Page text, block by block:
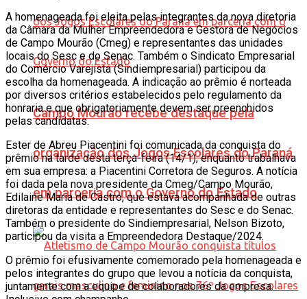
Campo Mourão recebe destaque pela
organização dos Jogos Escolares do Paraná
em parceria com o Governo do Estado
A homenageada foi eleita pelas integrantes da nova diretoria
da Câmara da Mulher Empreendedora e Gestora de Negócios
de Campo Mourão (Cmeg) e representantes das unidades
locais do Sesc e do Senac. Também o Sindicato Empresarial
do Comércio Varejista (Sindiempresarial) participou da
escolha da homenageada. A indicação ao prêmio é norteada
por diversos critérios estabelecidos pelo regulamento da
honraria e que obrigatoriamente devem ser preenchidos
pelas candidatas.
Ester de Abreu Piacentini foi comunicada da conquista do
prêmio na tarde desta terça-feira (14/1), enquanto trabalhava
em sua empresa: a Piacentini Corretora de Seguros. A notícia
foi dada pela nova presidente da Cmeg/Campo Mourão,
Edilaine Maria de Castro, que estava acompanhada de outras
diretoras da entidade e representantes do Sesc e do Senac.
Também o presidente do Sindiempresarial, Nelson Bizoto,
participou da visita a Empreendedora Destaque/2024.
O prêmio foi efusivamente comemorado pela homenageada e
pelos integrantes do grupo que levou a notícia da conquista,
juntamente com a equipe de colaboradores da empresa.